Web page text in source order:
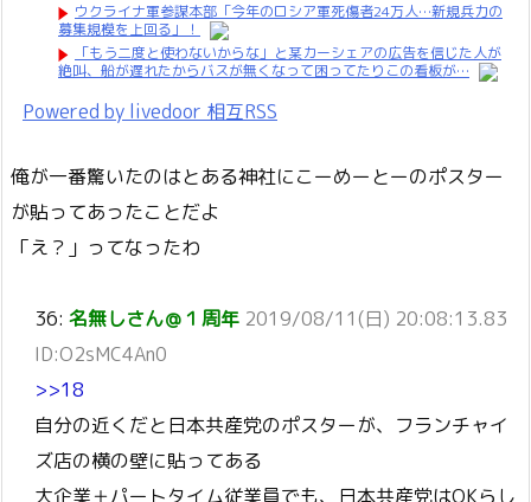
ウクライナ軍参謀本部「今年のロシア軍死傷者24万人…新規兵力の
募集規模を上回る」！
「もう二度と使わないからな」と某カーシェアの広告を信じた人が
絶叫、船が遅れたからバスが無くなって困ってたりこの看板が…
Powered by livedoor 相互RSS
俺が一番驚いたのはとある神社にこーめーとーのポスター
が貼ってあったことだよ
「え？」ってなったわ
36: 名無しさん＠１周年 2019/08/11(日) 20:08:13.83
ID:O2sMC4An0
>>18
自分の近くだと日本共産党のポスターが、フランチャイ
ズ店の横の壁に貼ってある
大企業＋パートタイム従業員でも、日本共産党はOKらし